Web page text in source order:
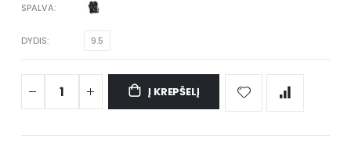
SPALVA
DYDIS 9.5
Į KREPŠELĮ